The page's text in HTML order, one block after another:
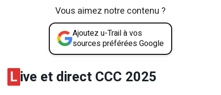
Vous aimez notre contenu ?
Ajoutez u-Trail à vos
sources préférées Google
Live et direct CCC 2025